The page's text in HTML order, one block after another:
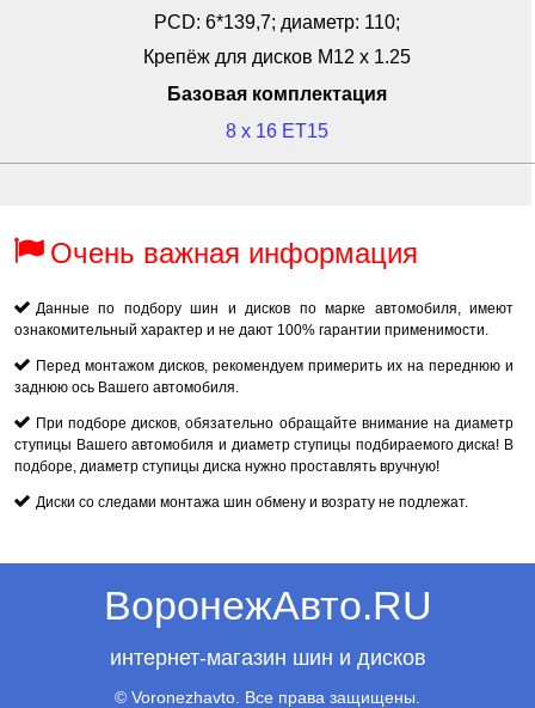
PCD: 6*139,7; диаметр: 110;
Крепёж для дисков M12 x 1.25
Базовая комплектация
8 x 16 ET15
Очень важная информация
Данные по подбору шин и дисков по марке автомобиля, имеют
ознакомительный характер и не дают 100% гарантии применимости.
Перед монтажом дисков, рекомендуем примерить их на переднюю и
заднюю ось Вашего автомобиля.
При подборе дисков, обязательно обращайте внимание на диаметр
ступицы Вашего автомобиля и диаметр ступицы подбираемого диска! В
подборе, диаметр ступицы диска нужно проставлять вручную!
Диски со следами монтажа шин обмену и возрату не подлежат.
ВоронежАвто.RU
интернет-магазин шин и дисков
© Voronezhavto. Все права защищены.